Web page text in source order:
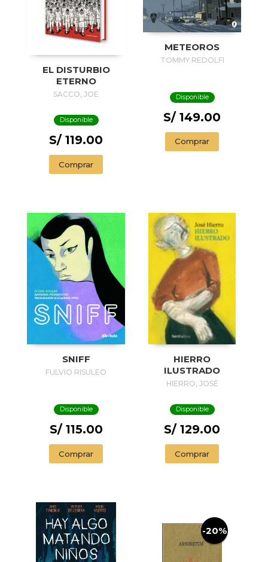
EL DISTURBIO
ETERNO
SACCO, JOE
Disponible
S/ 119.00
Comprar
METEOROS
TOMMY REDOLFI
Disponible
S/ 149.00
Comprar
SNIFF
FULVIO RISULEO
Disponible
S/ 115.00
Comprar
HIERRO
ILUSTRADO
HIERRO, JOSÉ
Disponible
S/ 129.00
Comprar
-20%